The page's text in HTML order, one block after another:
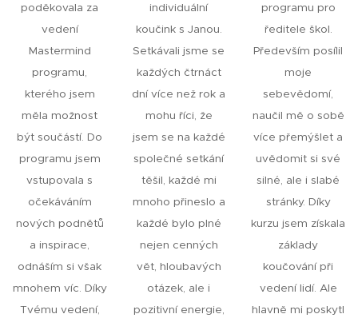
poděkovala za
vedení
Mastermind
programu,
kterého jsem
měla možnost
být součástí. Do
programu jsem
vstupovala s
očekáváním
nových podnětů
a inspirace,
odnáším si však
mnohem víc. Díky
Tvému vedení,
individuální
koučink s Janou.
Setkávali jsme se
každých čtrnáct
dní více než rok a
mohu říci, že
jsem se na každé
společné setkání
těšil, každé mi
mnoho přineslo a
každé bylo plné
nejen cenných
vět, hloubavých
otázek, ale i
pozitivní energie,
programu pro
ředitele škol.
Především posílil
moje
sebevědomí,
naučil mě o sobě
více přemýšlet a
uvědomit si své
silné, ale i slabé
stránky. Díky
kurzu jsem získala
základy
koučování při
vedení lidí. Ale
hlavně mi poskytl